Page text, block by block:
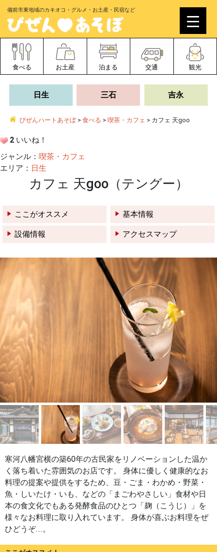
備前市東地域のカキオコ・グルメ・お土産・民宿など
食べる お土産 泊まる 交通 観光
日生 三石 吉永
びぜんハートあそぼ> 食べる > 喫茶・カフェ > カフェ 天goo
2 いいね！
ジャンル： 喫茶・カフェ
エリア： 日生
カフェ 天goo（テングー）
ここがオススメ 基本情報
設備情報 アクセスマップ
寒河八幡宮横の築60年の古民家をリノベーションした温か
く落ち着いた雰囲気のお店です。 身体に優しく健康的なお
料理の提案や提供をするため、豆・ごま・わかめ・野菜・
魚・しいたけ・いも、などの「まごわやさしい」食材や日
本の食文化でもある発酵食品のひとつ「麹（こうじ）」を
様々なお料理に取り入れています。 身体が喜ぶお料理をぜ
ひどうぞ‥‥。